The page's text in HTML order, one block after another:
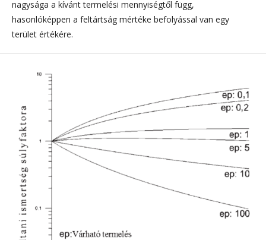
nagysága a kívánt termelési mennyiségtől függ,
hasonlóképpen a feltártság mértéke befolyással van egy
terület értékére.